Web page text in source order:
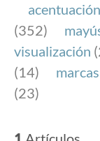
(352)
visualización
(14)
(23)